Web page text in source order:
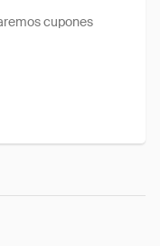
cupones